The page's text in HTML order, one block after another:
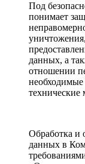
Под
понимает
данных, а
отношении
Обработка и
данных в